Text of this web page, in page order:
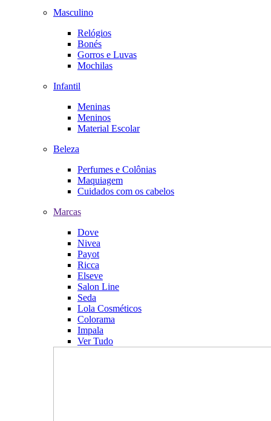
Masculino
Relógios
Bonés
Gorros e Luvas
Mochilas
Infantil
Meninas
Meninos
Material Escolar
Beleza
Perfumes e Colônias
Maquiagem
Cuidados com os cabelos
Marcas
Dove
Nivea
Payot
Ricca
Elseve
Salon Line
Seda
Lola Cosméticos
Colorama
Impala
Ver Tudo